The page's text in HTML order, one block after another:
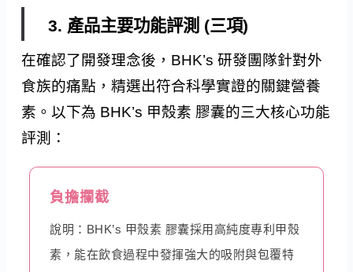
3. 產品主要功能評測 (三項)
在確認了開發理念後，BHK’s 研發團隊針對外
食族的痛點，精選出符合科學實證的關鍵營養
素。以下為 BHK’s 甲殼素 膠囊的三大核心功能
評測：
負擔攔截
說明：BHK’s 甲殼素 膠囊採用高純度專利甲殼
素，能在飲食過程中發揮強大的吸附與包覆特